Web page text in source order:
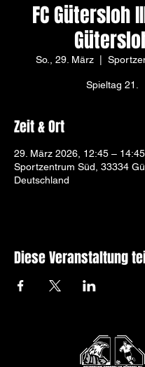
FC Gütersloh
So., 29. März
  |
Spieltag 21.
Zeit & Ort
29. März 2026, 12:45 – 14:45
Sportzentrum Süd, 33334
Deutschland
Diese Veranstaltung